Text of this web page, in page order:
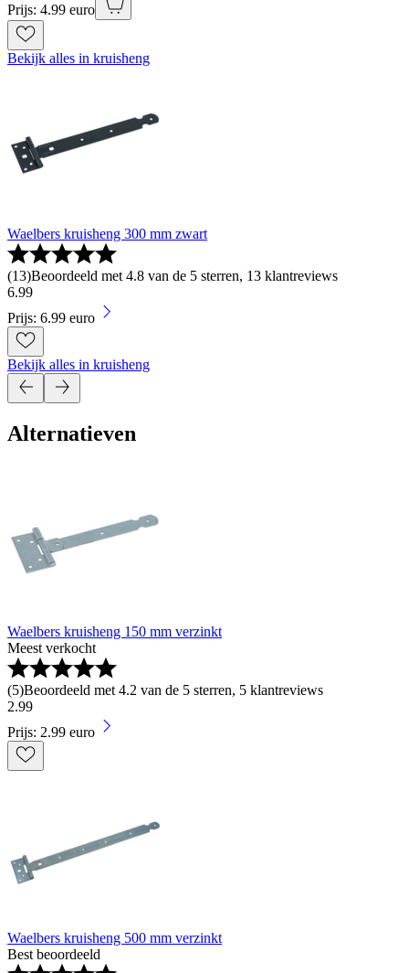
Prijs: 4.99 euro
Bekijk alles in kruisheng
Waelbers kruisheng 300 mm zwart
(13)Beoordeeld met 4.8 van de 5 sterren, 13 klantreviews
6.99
Prijs: 6.99 euro
Bekijk alles in kruisheng
Alternatieven
Waelbers kruisheng 150 mm verzinkt
Meest verkocht
(5)Beoordeeld met 4.2 van de 5 sterren, 5 klantreviews
2.99
Prijs: 2.99 euro
Waelbers kruisheng 500 mm verzinkt
Best beoordeeld